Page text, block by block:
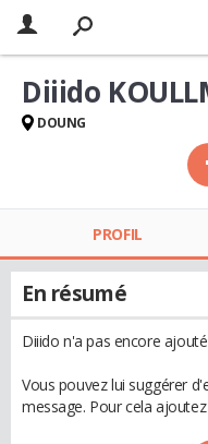
Diiido
DOUNG
PROFIL
En résumé
Diiido n'a pas encore
Vous pouvez lui suggérer
message. Pour cela